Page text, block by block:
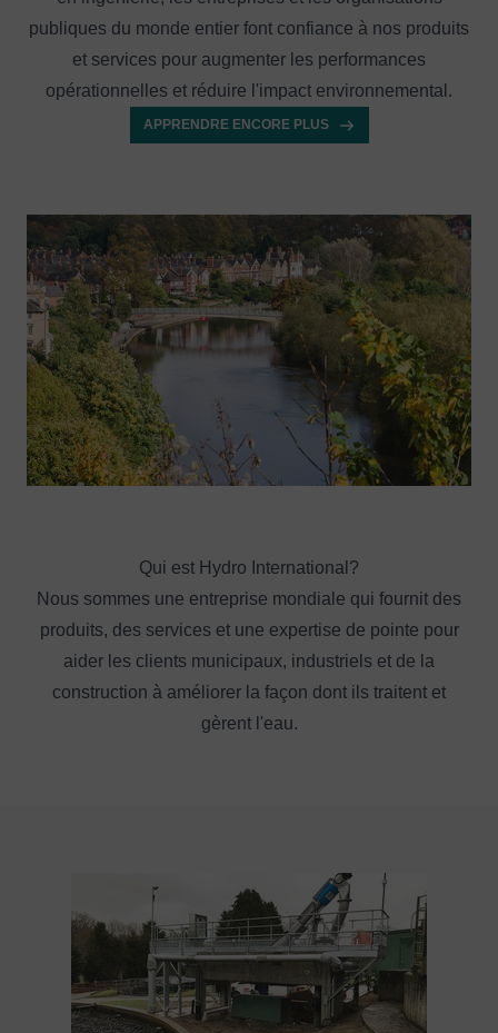
publiques du monde entier font confiance à nos produits
et services pour augmenter les performances
opérationnelles et réduire l'impact environnemental.
APPRENDRE ENCORE PLUS
Qui est Hydro International?
Nous sommes une entreprise mondiale qui fournit des
produits, des services et une expertise de pointe pour
aider les clients municipaux, industriels et de la
construction à améliorer la façon dont ils traitent et
gèrent l'eau.